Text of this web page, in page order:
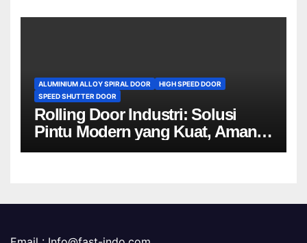
ALUMINIUM ALLOY SPIRAL DOOR
HIGH SPEED DOOR
SPEED SHUTTER DOOR
Rolling Door Industri: Solusi
Pintu Modern yang Kuat, Aman,
dan Efisien untuk Dunia Industri